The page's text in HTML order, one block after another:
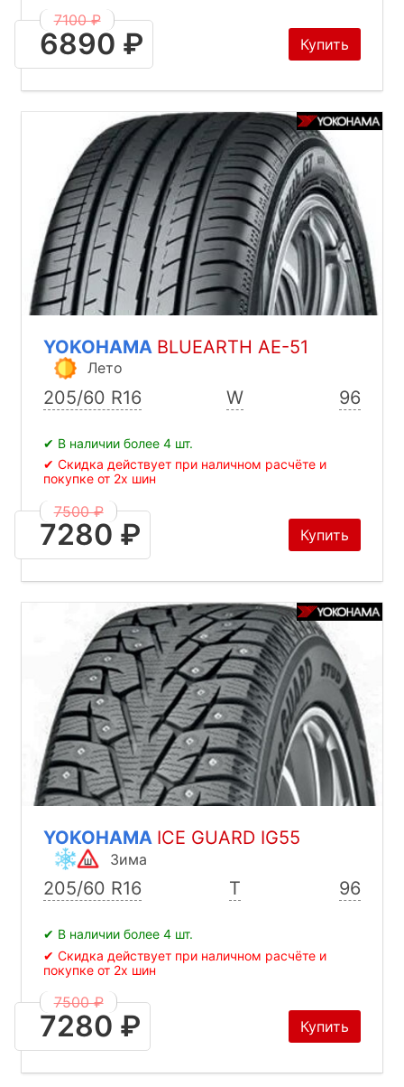
7100 ₽
6890 ₽ Купить
YOKOHAMA BLUEARTH AE-51
Лето
205/60 R16 W 96
✔ В наличии более 4 шт.
✔ Скидка действует при наличном расчёте и
покупке от 2х шин
7500 ₽
7280 ₽ Купить
YOKOHAMA ICE GUARD IG55
Зима
205/60 R16 T 96
✔ В наличии более 4 шт.
✔ Скидка действует при наличном расчёте и
покупке от 2х шин
7500 ₽
7280 ₽ Купить